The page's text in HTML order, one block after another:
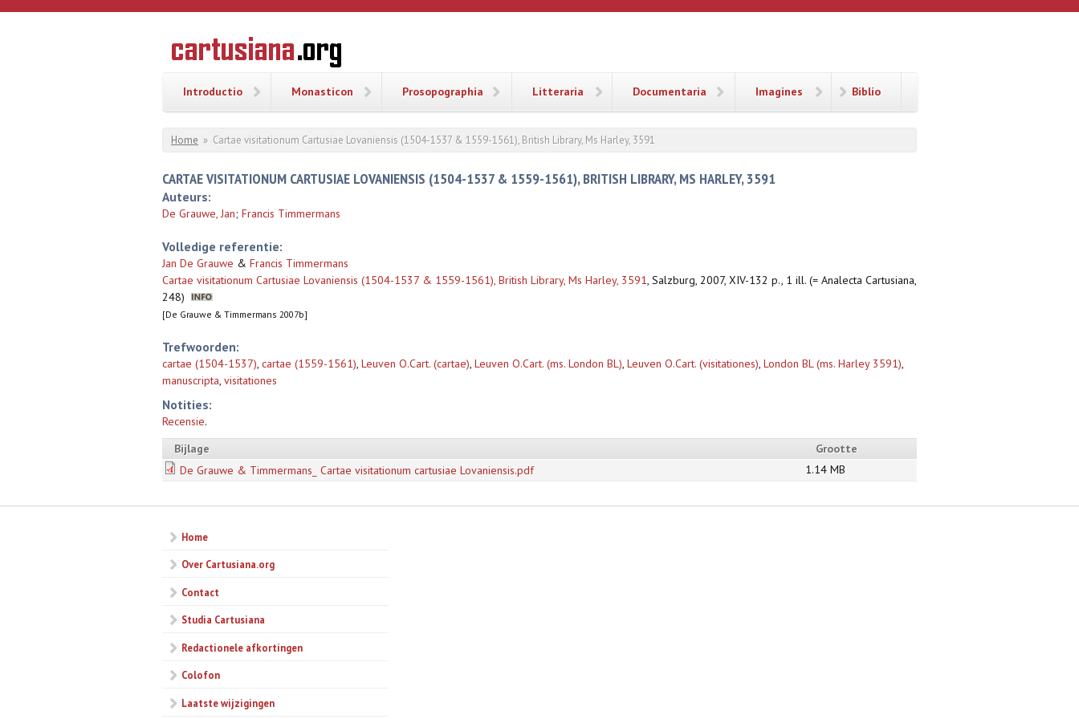
Overslaan en naar de inhoud gaan
CARTUSIANA
Geschiedenis
van de
Introductio Monasticon Prosopographia Litteraria Documentaria Imagines Biblio
U bent hier
Home » Cartae visitationum Cartusiae Lovaniensis (1504-1537 & 1559-1561), British Library, Ms Harley, 3591
CARTAE VISITATIONUM CARTUSIAE LOVANIENSIS (1504-1537 & 1559-1561), BRITISH LIBRARY, MS HARLEY, 3591
Auteurs:
De Grauwe, Jan; Francis Timmermans
Volledige referentie:
Jan De Grauwe & Francis Timmermans
Cartae visitationum Cartusiae Lovaniensis (1504-1537 & 1559-1561), British Library, Ms Harley, 3591, Salzburg, 2007, XIV-132 p., 1 ill. (= Analecta Cartusiana,
248)
[De Grauwe & Timmermans 2007b]
Trefwoorden:
cartae (1504-1537), cartae (1559-1561), Leuven O.Cart. (cartae), Leuven O.Cart. (ms. London BL), Leuven O.Cart. (visitationes), London BL (ms. Harley 3591),
manuscripta, visitationes
Notities:
Recensie.
Bijlage
Grootte
De Grauwe & Timmermans_ Cartae visitationum cartusiae Lovaniensis.pdf
1.14 MB
Home
Over Cartusiana.org
Contact
Studia Cartusiana
Redactionele afkortingen
Colofon
Laatste wijzigingen